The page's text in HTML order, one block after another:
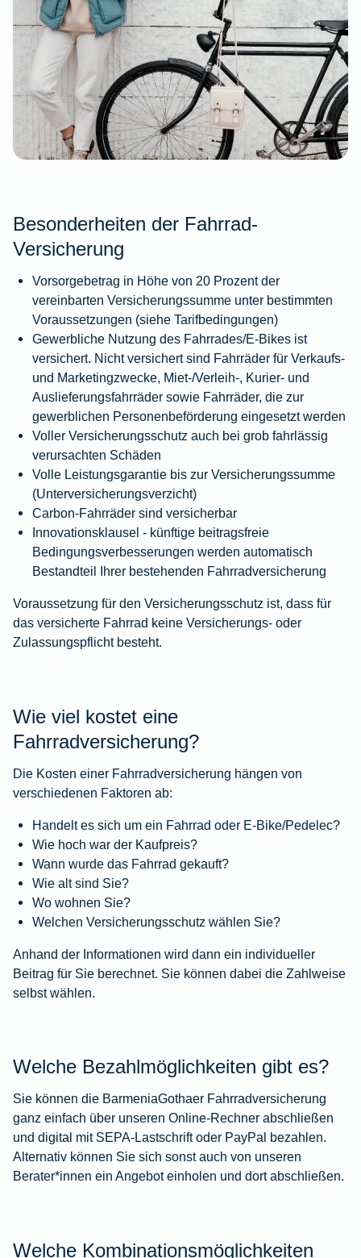
Besonderheiten der Fahrrad-
Versicherung
Vorsorgebetrag in Höhe von 20 Prozent der
vereinbarten Versicherungssumme unter bestimmten
Voraussetzungen (siehe Tarifbedingungen)
Gewerbliche Nutzung des Fahrrades/E-Bikes ist
versichert. Nicht versichert sind Fahrräder für Verkaufs-
und Marketingzwecke, Miet-/Verleih-, Kurier- und
Auslieferungsfahrräder sowie Fahrräder, die zur
gewerblichen Personenbeförderung eingesetzt werden
Voller Versicherungsschutz auch bei grob fahrlässig
verursachten Schäden
Volle Leistungsgarantie bis zur Versicherungssumme
(Unterversicherungsverzicht)
Carbon-Fahrräder sind versicherbar
Innovationsklausel - künftige beitragsfreie
Bedingungsverbesserungen werden automatisch
Bestandteil Ihrer bestehenden Fahrradversicherung
Voraussetzung für den Versicherungsschutz ist, dass für
das versicherte Fahrrad keine Versicherungs- oder
Zulassungspflicht besteht.
Wie viel kostet eine
Fahrradversicherung?
Die Kosten einer Fahrradversicherung hängen von
verschiedenen Faktoren ab:
Handelt es sich um ein Fahrrad oder E-Bike/Pedelec?
Wie hoch war der Kaufpreis?
Wann wurde das Fahrrad gekauft?
Wie alt sind Sie?
Wo wohnen Sie?
Welchen Versicherungsschutz wählen Sie?
Anhand der Informationen wird dann ein individueller
Beitrag für Sie berechnet. Sie können dabei die Zahlweise
selbst wählen.
Welche Bezahlmöglichkeiten gibt es?
Sie können die BarmeniaGothaer Fahrradversicherung
ganz einfach über unseren Online-Rechner abschließen
und digital mit SEPA-Lastschrift oder PayPal bezahlen.
Alternativ können Sie sich sonst auch von unseren
Berater*innen ein Angebot einholen und dort abschließen.
Welche Kombinationsmöglichkeiten